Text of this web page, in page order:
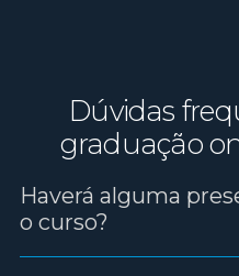
Dúvidas
graduação
Haverá alguma
o curso?